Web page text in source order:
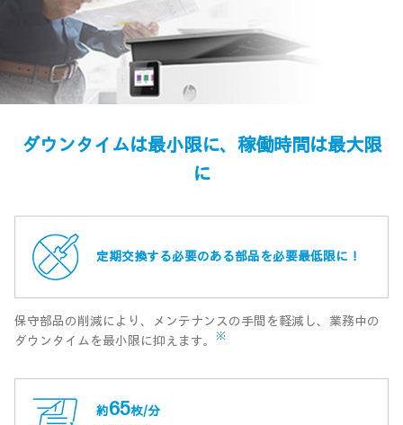
ダウンタイムは最小限に、稼働時間は最大限
に
定期交換する必要のある部品を必要最低限に！
保守部品の削減により、メンテナンスの手間を軽減し、業務中の
ダウンタイムを最小限に抑えます。
※
約65枚/分